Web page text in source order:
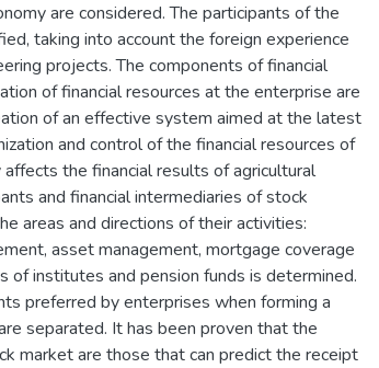
are considered. The participants of the
taking into account the foreign experience
projects. The components of financial
of financial resources at the enterprise are
of an effective system aimed at the latest
and control of the financial resources of
the financial results of agricultural
and financial intermediaries of stock
areas and directions of their activities:
asset management, mortgage coverage
of institutes and pension funds is determined.
preferred by enterprises when forming a
separated. It has been proven that the
market are those that can predict the receipt